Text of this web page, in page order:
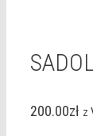
200.00zł z